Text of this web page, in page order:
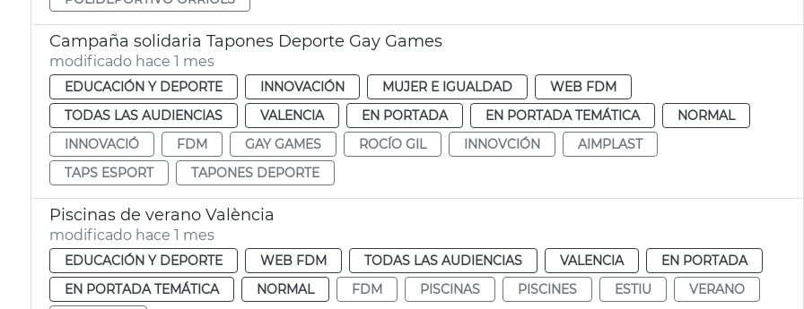
Campaña solidaria Tapones Deporte Gay Games
modificado hace 1 mes
EDUCACIÓN Y DEPORTE INNOVACIÓN MUJER E IGUALDAD
WEB FDM
TODAS LAS AUDIENCIAS
VALENCIA EN PORTADA EN PORTADA TEMÁTICA
NORMAL
INNOVACIÓ
FDM GAY GAMES ROCÍO GIL INNOVCIÓN
AIMPLAST
TAPS ESPORT
TAPONES DEPORTE
Piscinas de verano València
modificado hace 1 mes
EDUCACIÓN Y DEPORTE WEB FDM TODAS LAS AUDIENCIAS VALENCIA
EN PORTADA
EN PORTADA TEMÁTICA
NORMAL FDM PISCINAS PISCINES ESTIU
VERANO